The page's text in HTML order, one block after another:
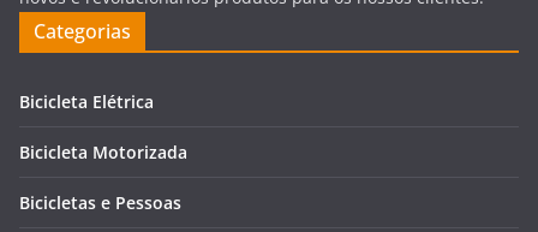
Categorias
Bicicleta Elétrica
Bicicleta Motorizada
Bicicletas e Pessoas